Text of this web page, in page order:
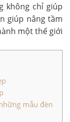
không chỉ giúp
giúp nâng tầm
một thế giới
mẫu đèn